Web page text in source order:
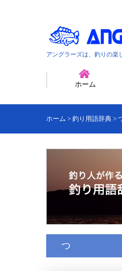
アングラーズは、釣りの楽
ホーム
ホーム > 釣り用語辞典 >
つ